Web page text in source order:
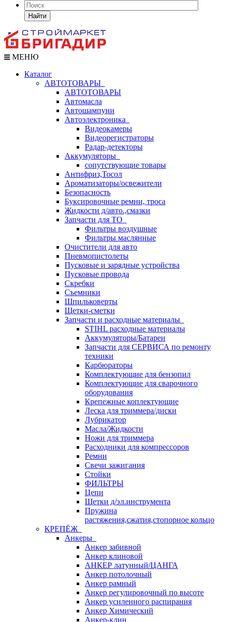
Найти
МЕНЮ
Каталог
АВТОТОВАРЫ
АВТОТОВАРЫ
Автомасла
Автошампуни
Автоэлектроника
Видеокамеры
Видеорегистраторы
Радар-детекторы
Аккумуляторы
сопутствующие товары
Антифриз,Тосол
Ароматизаторы/освежители
Безопасность
Буксировочные ремни, троса
Жидкости д/авто.,смазки
Запчасти для ТО
Фильтры воздушные
Фильтры маслянные
Очистители для авто
Пневмопистолеты
Пусковые и зарядные устройства
Пусковые провода
Скребки
Съемники
Шпильковерты
Щетки-сметки
Запчасти и расходные материалы
STIHL расходные материалы
Аккумуляторы/Батареи
Запчасти для СЕРВИСА по ремонту
техники
Карбюраторы
Комплектующие для бензопил
Комплектующие для сварочного
оборудования
Крепежные коплектующие
Леска для триммера/диски
Лубрикатор
Масла/Жидкости
Ножи для триммера
Расходники для компрессоров
Ремни
Свечи зажигания
Стойки
ФИЛЬТРЫ
Цепи
Щетки д/эл.инструмента
Пружина
растяжения,сжатия,стопорное кольцо
КРЕПЁЖ
Анкеры
Анкер забивной
Анкер клиновой
АНКЕР латунный/ЦАНГА
Анкер потолочный
Анкер рамный
Анкер регулировочный по высоте
Анкер усиленного распирания
Анкер Химический
Анкер-клин